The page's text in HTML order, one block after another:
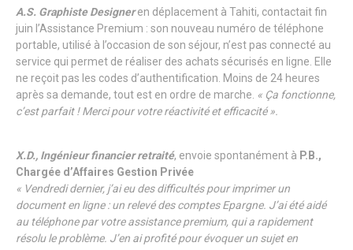
A.S. Graphiste Designeren déplacement à Tahiti, contactait fin
juin l’Assistance Premium : son nouveau numéro de téléphone
portable, utilisé à l’occasion de son séjour, n’est pas connecté au
service qui permet de réaliser des achats sécurisés en ligne. Elle
ne reçoit pas les codes d’authentification. Moins de 24 heures
après sa demande, tout est en ordre de marche. « Ça fonctionne,
c’est parfait ! Merci pour votre réactivité et efficacité ».
X.D., Ingénieur financier retraité, envoie spontanément à P.B.,
Chargée d’Affaires Gestion Privée
« Vendredi dernier, j’ai eu des difficultés pour imprimer un
document en ligne : un relevé des comptes Epargne. J’ai été aidé
au téléphone par votre assistance premium, qui a rapidement
résolu le problème. J’en ai profité pour évoquer un sujet en